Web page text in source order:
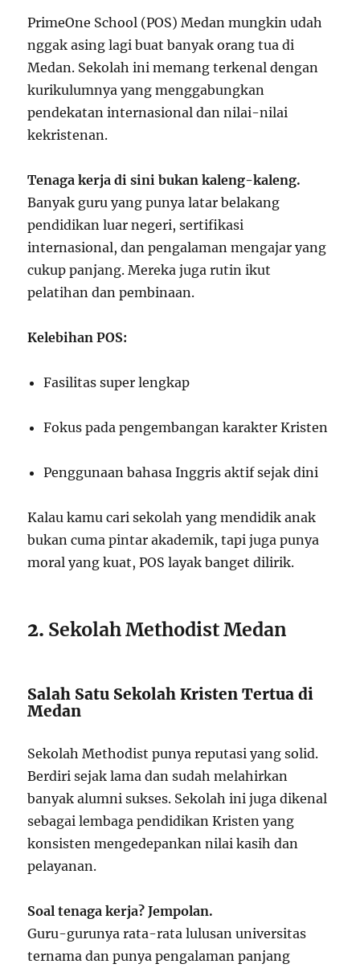
PrimeOne School (POS) Medan mungkin udah
nggak asing lagi buat banyak orang tua di
Medan. Sekolah ini memang terkenal dengan
kurikulumnya yang menggabungkan
pendekatan internasional dan nilai-nilai
kekristenan.
Tenaga kerja di sini bukan kaleng-kaleng.
Banyak guru yang punya latar belakang
pendidikan luar negeri, sertifikasi
internasional, dan pengalaman mengajar yang
cukup panjang. Mereka juga rutin ikut
pelatihan dan pembinaan.
Kelebihan POS:
Fasilitas super lengkap
Fokus pada pengembangan karakter Kristen
Penggunaan bahasa Inggris aktif sejak dini
Kalau kamu cari sekolah yang mendidik anak
bukan cuma pintar akademik, tapi juga punya
moral yang kuat, POS layak banget dilirik.
2. Sekolah Methodist Medan
Salah Satu Sekolah Kristen Tertua di
Medan
Sekolah Methodist punya reputasi yang solid.
Berdiri sejak lama dan sudah melahirkan
banyak alumni sukses. Sekolah ini juga dikenal
sebagai lembaga pendidikan Kristen yang
konsisten mengedepankan nilai kasih dan
pelayanan.
Soal tenaga kerja? Jempolan.
Guru-gurunya rata-rata lulusan universitas
ternama dan punya pengalaman panjang